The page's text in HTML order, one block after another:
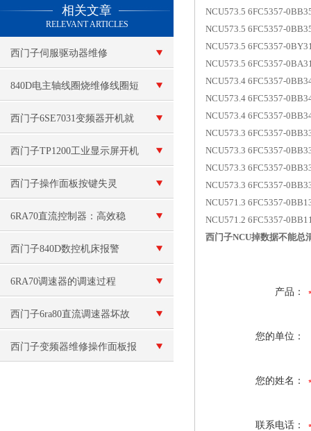
相关文章
RELEVANT ARTICLES
西门子伺服驱动器维修
840D电主轴线圈烧维修线圈短
路
西门子6SE7031变频器开机就
报警F027故障维修
西门子TP1200工业显示屏开机
后进不去操作系统
西门子操作面板按键失灵
6RA70直流控制器：高效稳
定，工业直流控制新标准
西门子840D数控机床报警
A007故障维修测试
6RA70调速器的调速过程
西门子6ra80直流调速器坏故
障维修
西门子变频器维修操作面板报
NCU573.5 6FC5357-
NCU573.5 6FC5357-
NCU573.5 6FC5357-
NCU573.5 6FC5357-
NCU573.4 6FC5357-
NCU573.4 6FC5357-
NCU573.4 6FC5357-
NCU573.3 6FC5357-
NCU573.3 6FC5357-
NCU573.3 6FC5357-
NCU573.3 6FC5357-
NCU571.3 6FC5357-
NCU571.2 6FC5357-
西门子NCU掉数据不能总
产品：
您的单位：
您的姓名：
联系电话：